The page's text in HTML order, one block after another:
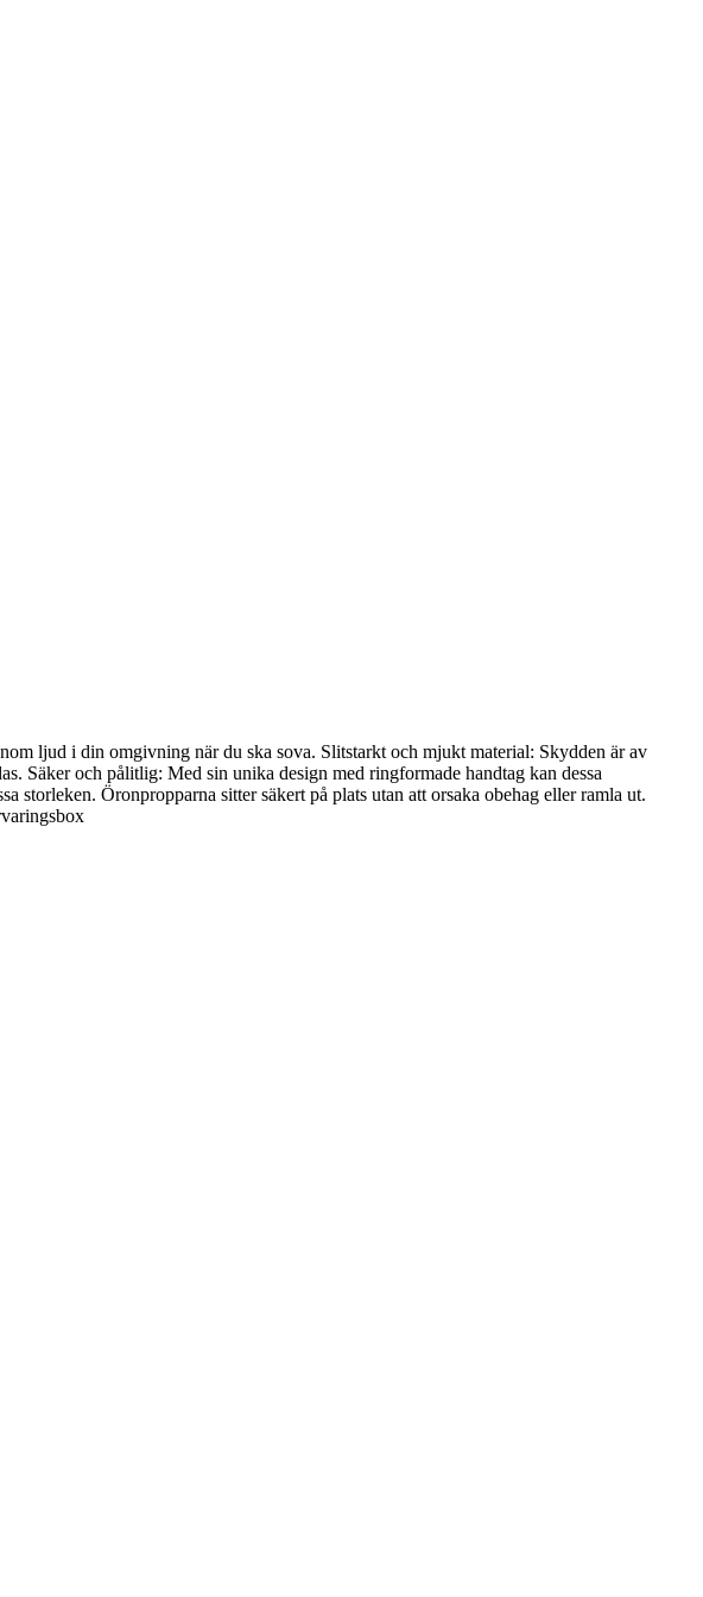
ljud i din omgivning när du ska sova. Slitstarkt och mjukt material: Skydden är av
Säker och pålitlig: Med sin unika design med ringformade handtag kan dessa
storleken. Öronpropparna sitter säkert på plats utan att orsaka obehag eller ramla ut.